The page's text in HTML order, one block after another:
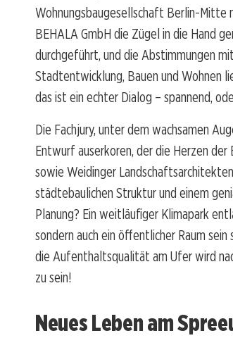
Wohnungsbaugesellschaft Berlin-Mitte
BEHALA GmbH die Zügel in die Hand
durchgeführt, und die Abstimmungen
Stadtentwicklung, Bauen und Wohnen
das ist ein echter Dialog – spannend,
Die Fachjury, unter dem wachsamen
Entwurf auserkoren, der die Herzen
sowie Weidinger
städtebaulichen Struktur und einem
Planung? Ein weitläufiger Klimapark
sondern auch ein öffentlicher Raum
die Aufenthaltsqualität am Ufer wird
zu sein!
Neues Leben am